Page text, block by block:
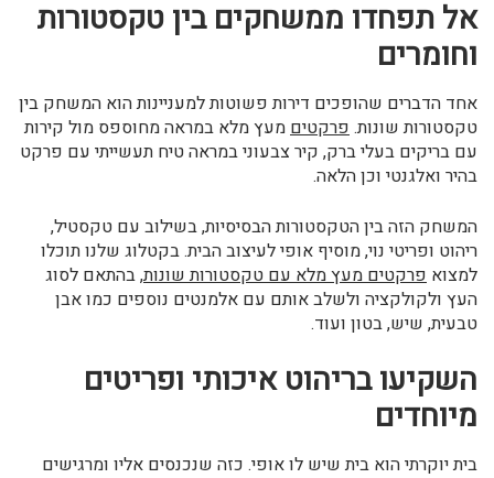
אל תפחדו ממשחקים בין טקסטורות
וחומרים
אחד הדברים שהופכים דירות פשוטות למעניינות הוא המשחק בין
טקסטורות שונות.פרקטיםמעץ מלא במראה מחוספס מול קירות
עם בריקים בעלי ברק, קיר צבעוני במראה טיח תעשייתי עם פרקט
בהיר ואלגנטי וכן הלאה.
המשחק הזה בין הטקסטורות הבסיסיות, בשילוב עם טקסטיל,
ריהוט ופריטי נוי, מוסיף אופי לעיצוב הבית. בקטלוג שלנו תוכלו
למצוא פרקטים מעץ מלא עם טקסטורות שונות, בהתאם לסוג
העץ ולקולקציה ולשלב אותם עם אלמנטים נוספים כמו אבן
טבעית, שיש, בטון ועוד.
השקיעו בריהוט איכותי ופריטים
מיוחדים
בית יוקרתי הוא בית שיש לו אופי. כזה שנכנסים אליו ומרגישים